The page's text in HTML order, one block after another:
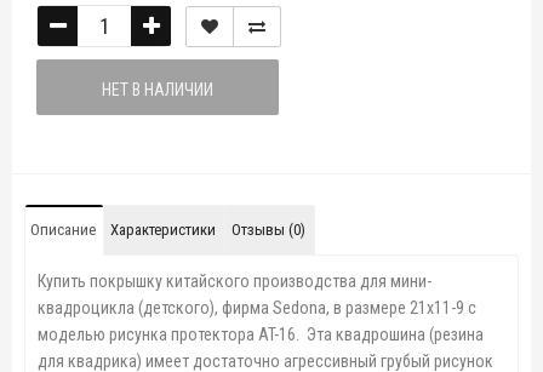
НЕТ В НАЛИЧИИ
Описание Характеристики Отзывы (0)
Купить покрышку китайского производства для мини-
квадроцикла (детского), фирма Sedona, в размере 21x11-9 с
моделью рисунка протектора AT-16. Эта квадрошина (резина
для квадрика) имеет достаточно агрессивный грубый рисунок